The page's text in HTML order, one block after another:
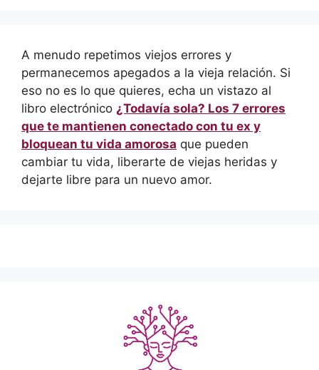
A menudo repetimos viejos errores y
permanecemos apegados a la vieja relación. Si
eso no es lo que quieres, echa un vistazo al
libro electrónico ¿Todavía sola? Los 7 errores
que te mantienen conectado con tu ex y
bloquean tu vida amorosa que pueden
cambiar tu vida, liberarte de viejas heridas y
dejarte libre para un nuevo amor.